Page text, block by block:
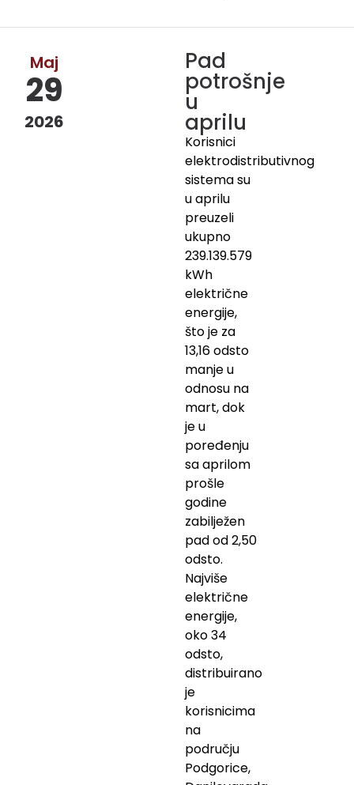
Maj
29
2026
Pad
potrošnje
u
aprilu
Korisnici
elektrodistributivnog
sistema su
u aprilu
preuzeli
ukupno
239.139.579
kWh
električne
energije,
što je za
13,16 odsto
manje u
odnosu na
mart, dok
je u
poređenju
sa aprilom
prošle
godine
zabilježen
pad od 2,50
odsto.
Najviše
električne
energije,
oko 34
odsto,
distribuirano
je
korisnicima
na
području
Podgorice,